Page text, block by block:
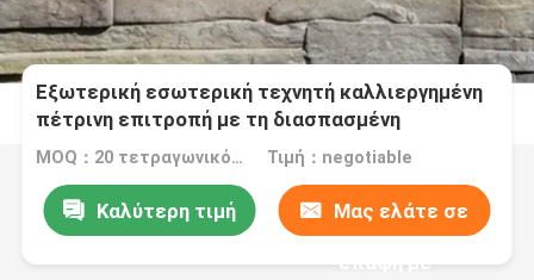
Εξωτερική εσωτερική τεχνητή καλλιεργημένη
πέτρινη επιτροπή με τη διασπασμένη
επιφάνεια που τελειώνουν
MOQ：20 τετραγωνικό μέτρο/τετράγωνο Τιμή：negotiable
Καλύτερη τιμή Μας ελάτε σε
επαφή με